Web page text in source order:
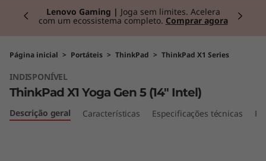
P
a
d
Lenovo Gaming | Joga sem limites. Acelera
com um ecossistema completo. Comprar agora
Página inicial > Portáteis > ThinkPad > ThinkPad X1 Series
INDISPONÍVEL
ThinkPad X1 Yoga Gen 5 (14" Intel)
Descrição geral Características Especificações técnicas